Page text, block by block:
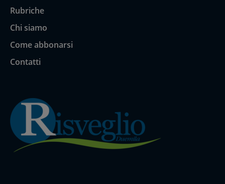
Rubriche
Chi siamo
Come abbonarsi
Contatti